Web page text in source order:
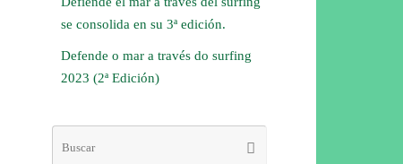
se consolida en su 3ª edición.
Defende o mar a través do surfing
2023 (2ª Edición)
Buscar